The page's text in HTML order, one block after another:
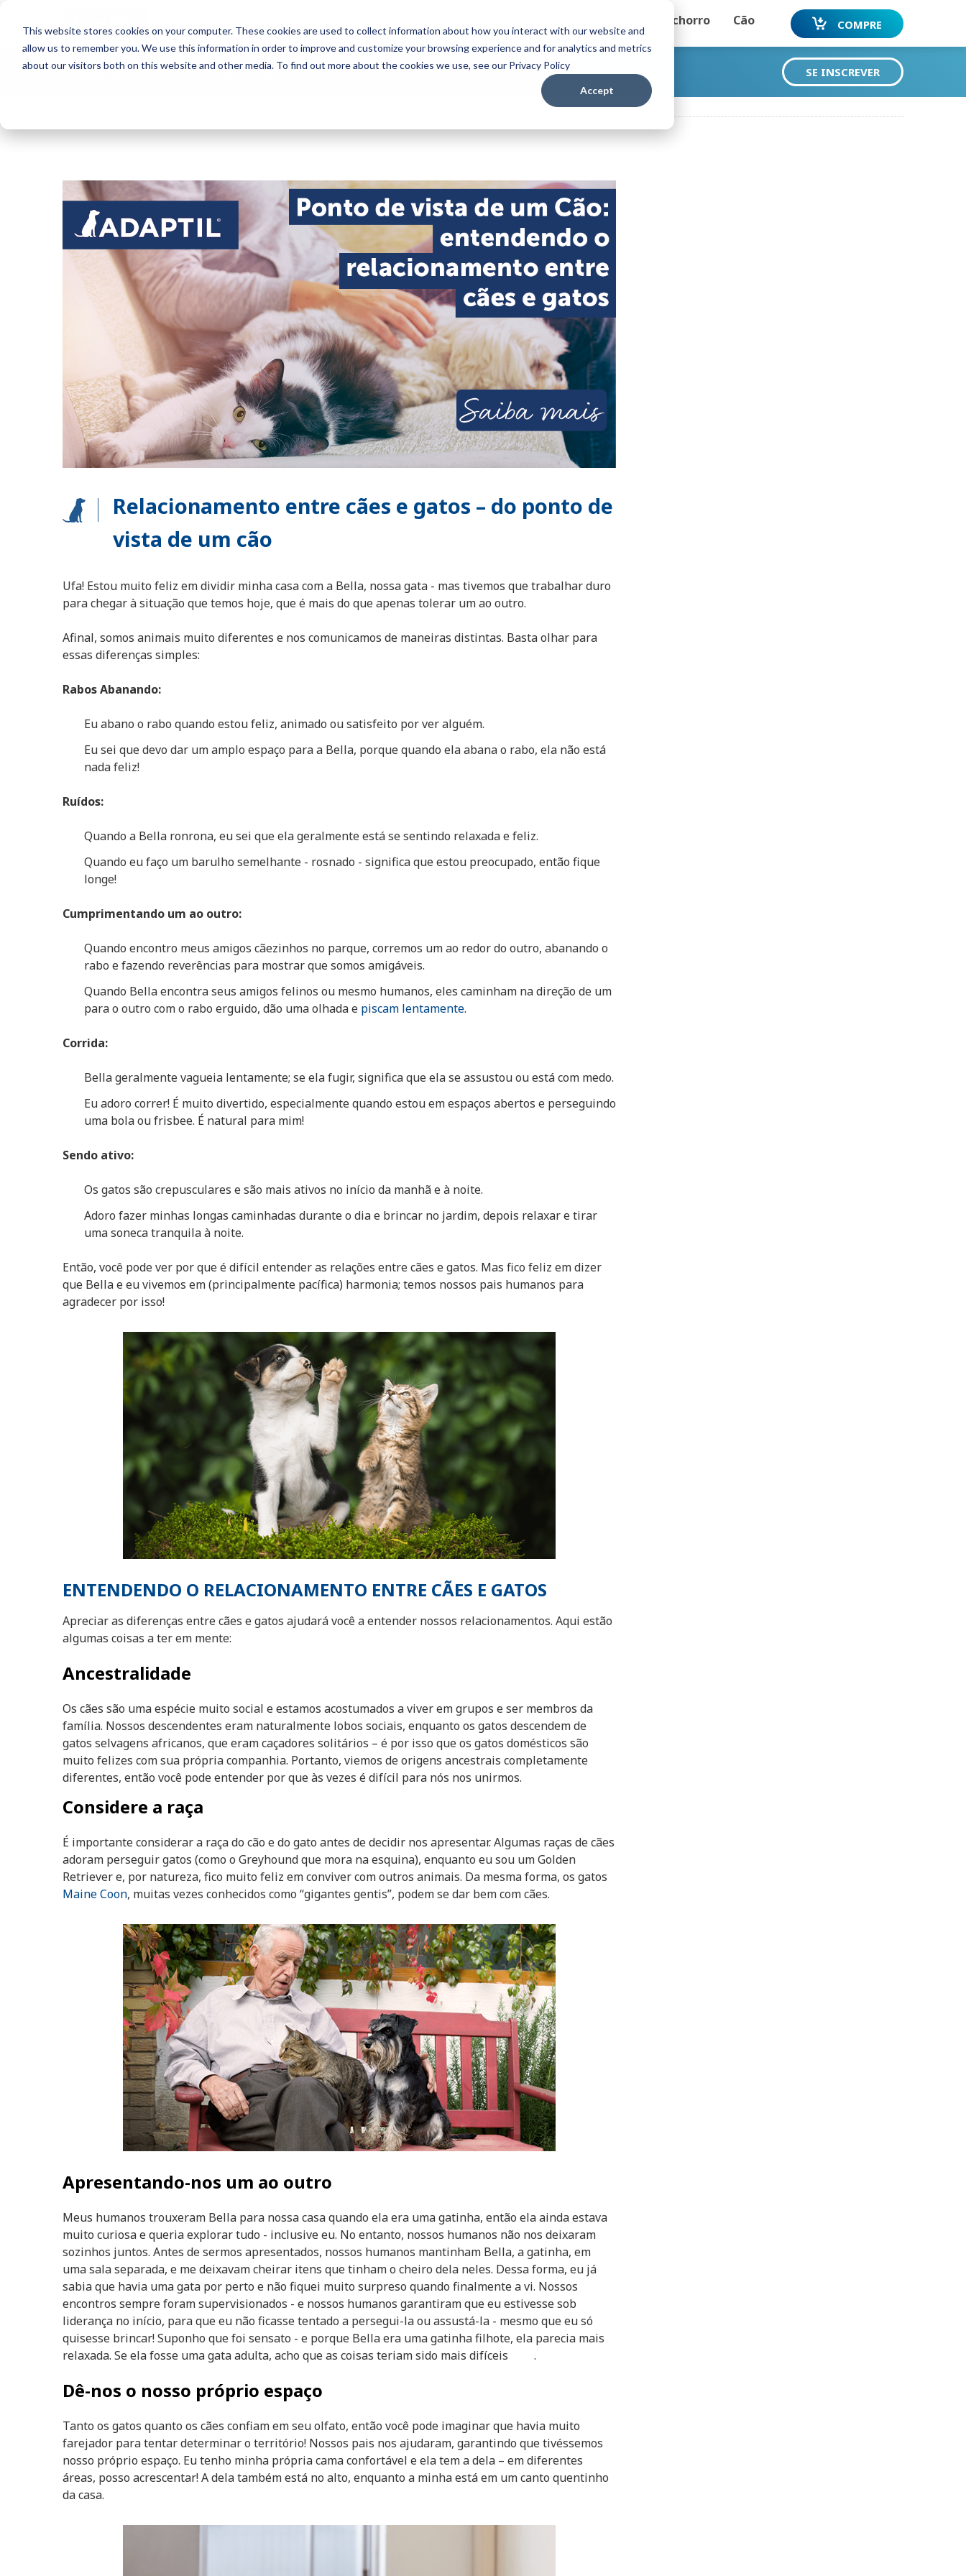
This website stores cookies on your computer. These cookies are used to collect information about how you interact with our website and
allow us to remember you. We use this information in order to improve and customize your browsing experience and for analytics and metrics
about our visitors both on this website and other media. To find out more about the cookies we use, see our Privacy Policy
Accept
Blog
Cachorro Cão COMPRE
Deseja se inscrever no nosso blog? SE INSCREVER
Relacionamento entre cães e gatos – do ponto de
vista de um cão
Ufa! Estou muito feliz em dividir minha casa com a Bella, nossa gata - mas tivemos que trabalhar duro
para chegar à situação que temos hoje, que é mais do que apenas tolerar um ao outro.
Afinal, somos animais muito diferentes e nos comunicamos de maneiras distintas. Basta olhar para
essas diferenças simples:
Rabos Abanando:
Eu abano o rabo quando estou feliz, animado ou satisfeito por ver alguém.
Eu sei que devo dar um amplo espaço para a Bella, porque quando ela abana o rabo, ela não está
nada feliz!
Ruídos:
Quando a Bella ronrona, eu sei que ela geralmente está se sentindo relaxada e feliz.
Quando eu faço um barulho semelhante - rosnado - significa que estou preocupado, então fique
longe!
Cumprimentando um ao outro:
Quando encontro meus amigos cãezinhos no parque, corremos um ao redor do outro, abanando o
rabo e fazendo reverências para mostrar que somos amigáveis.
Quando Bella encontra seus amigos felinos ou mesmo humanos, eles caminham na direção de um
para o outro com o rabo erguido, dão uma olhada e piscam lentamente.
Corrida:
Bella geralmente vagueia lentamente; se ela fugir, significa que ela se assustou ou está com medo.
Eu adoro correr! É muito divertido, especialmente quando estou em espaços abertos e perseguindo
uma bola ou frisbee. É natural para mim!
Sendo ativo:
Os gatos são crepusculares e são mais ativos no início da manhã e à noite.
Adoro fazer minhas longas caminhadas durante o dia e brincar no jardim, depois relaxar e tirar
uma soneca tranquila à noite.
Então, você pode ver por que é difícil entender as relações entre cães e gatos. Mas fico feliz em dizer
que Bella e eu vivemos em (principalmente pacífica) harmonia; temos nossos pais humanos para
agradecer por isso!
ENTENDENDO O RELACIONAMENTO ENTRE CÃES E GATOS
Apreciar as diferenças entre cães e gatos ajudará você a entender nossos relacionamentos. Aqui estão
algumas coisas a ter em mente:
Ancestralidade
Os cães são uma espécie muito social e estamos acostumados a viver em grupos e ser membros da
família. Nossos descendentes eram naturalmente lobos sociais, enquanto os gatos descendem de
gatos selvagens africanos, que eram caçadores solitários – é por isso que os gatos domésticos são
muito felizes com sua própria companhia. Portanto, viemos de origens ancestrais completamente
diferentes, então você pode entender por que às vezes é difícil para nós nos unirmos.
Considere a raça
É importante considerar a raça do cão e do gato antes de decidir nos apresentar. Algumas raças de cães
adoram perseguir gatos (como o Greyhound que mora na esquina), enquanto eu sou um Golden
Retriever e, por natureza, fico muito feliz em conviver com outros animais. Da mesma forma, os gatos
Maine Coon, muitas vezes conhecidos como “gigantes gentis”, podem se dar bem com cães.
Apresentando-nos um ao outro
Meus humanos trouxeram Bella para nossa casa quando ela era uma gatinha, então ela ainda estava
muito curiosa e queria explorar tudo - inclusive eu. No entanto, nossos humanos não nos deixaram
sozinhos juntos. Antes de sermos apresentados, nossos humanos mantinham Bella, a gatinha, em
uma sala separada, e me deixavam cheirar itens que tinham o cheiro dela neles. Dessa forma, eu já
sabia que havia uma gata por perto e não fiquei muito surpreso quando finalmente a vi. Nossos
encontros sempre foram supervisionados - e nossos humanos garantiram que eu estivesse sob
liderança no início, para que eu não ficasse tentado a persegui-la ou assustá-la - mesmo que eu só
quisesse brincar! Suponho que foi sensato - e porque Bella era uma gatinha filhote, ela parecia mais
relaxada. Se ela fosse uma gata adulta, acho que as coisas teriam sido mais difíceis .
Dê-nos o nosso próprio espaço
Tanto os gatos quanto os cães confiam em seu olfato, então você pode imaginar que havia muito
farejador para tentar determinar o território! Nossos pais nos ajudaram, garantindo que tivéssemos
nosso próprio espaço. Eu tenho minha própria cama confortável e ela tem a dela – em diferentes
áreas, posso acrescentar! A dela também está no alto, enquanto a minha está em um canto quentinho
da casa.